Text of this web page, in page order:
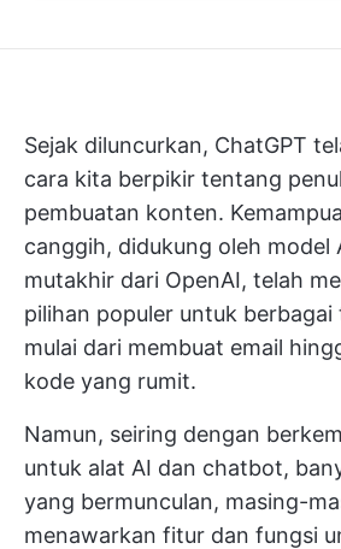
Sejak diluncurkan, ChatGPT
cara kita berpikir tentang
pembuatan konten.
canggih, didukung oleh model
mutakhir dari OpenAI, telah
pilihan populer untuk berbagai
mulai dari membuat email
kode yang rumit.
Namun, seiring dengan
untuk alat AI dan chatbot,
yang bermunculan, masing-
menawarkan fitur dan fungsi